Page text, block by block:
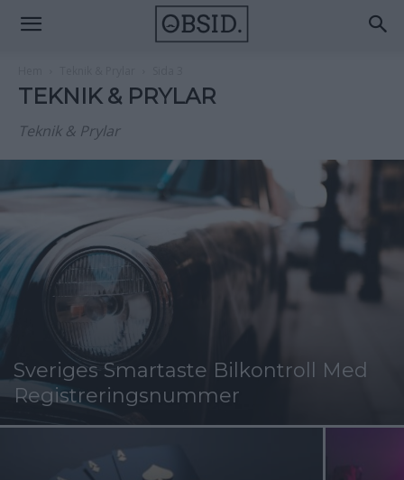
TEKNIK & PRYLAR
Teknik & Prylar
Sveriges Smartaste Bilkontroll Med
Registreringsnummer